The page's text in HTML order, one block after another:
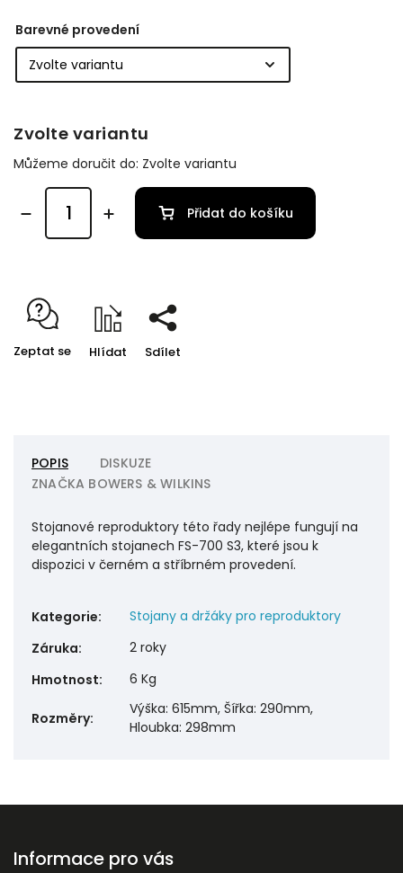
Barevné provedení
Zvolte variantu
Můžeme doručit do: Zvolte variantu
Přidat do košíku
Zeptat se Hlídat Sdílet
POPIS
DISKUZE
ZNAČKA BOWERS & WILKINS
Stojanové reproduktory této řady nejlépe fungují na
elegantních stojanech FS-700 S3, které jsou k
dispozici v černém a stříbrném provedení.
Kategorie:
Stojany a držáky pro reproduktory
Záruka:
2 roky
Hmotnost: 6 Kg
Rozměry:
Výška: 615mm, Šířka: 290mm,
Hloubka: 298mm
Informace pro vás